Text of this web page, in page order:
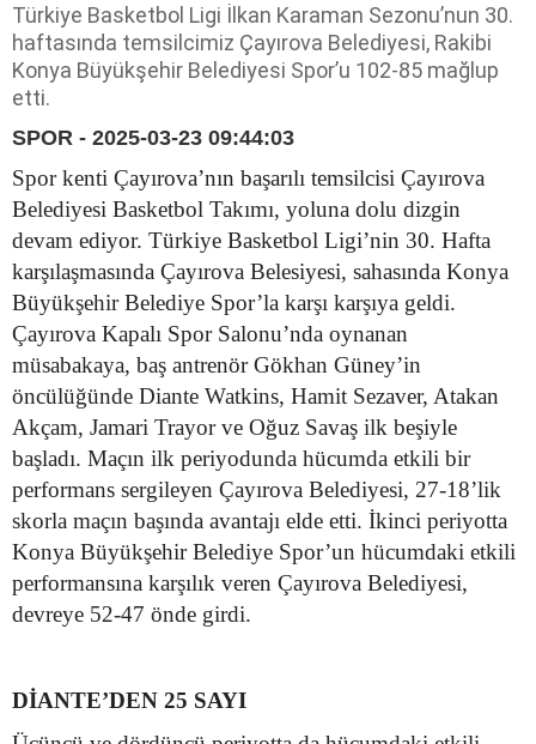
Türkiye Basketbol Ligi İlkan Karaman Sezonu’nun 30.
haftasında temsilcimiz Çayırova Belediyesi, Rakibi
Konya Büyükşehir Belediyesi Spor’u 102-85 mağlup
etti.
SPOR - 2025-03-23 09:44:03
Spor kenti Çayırova’nın başarılı temsilcisi Çayırova
Belediyesi Basketbol Takımı, yoluna dolu dizgin
devam ediyor. Türkiye Basketbol Ligi’nin 30. Hafta
karşılaşmasında Çayırova Belesiyesi, sahasında Konya
Büyükşehir Belediye Spor’la karşı karşıya geldi.
Çayırova Kapalı Spor Salonu’nda oynanan
müsabakaya, baş antrenör Gökhan Güney’in
öncülüğünde Diante Watkins, Hamit Sezaver, Atakan
Akçam, Jamari Trayor ve Oğuz Savaş ilk beşiyle
başladı. Maçın ilk periyodunda hücumda etkili bir
performans sergileyen Çayırova Belediyesi, 27-18’lik
skorla maçın başında avantajı elde etti. İkinci periyotta
Konya Büyükşehir Belediye Spor’un hücumdaki etkili
performansına karşılık veren Çayırova Belediyesi,
devreye 52-47 önde girdi.
DİANTE’DEN 25 SAYI